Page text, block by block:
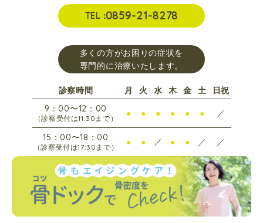
TEL：0859-21-8278
多くの方がお困りの症状を
専門的に治療いたします。
診察時間 月 火 水 木 金 土
日祝
9：00〜12：00
（診察受付は11:30 まで） ● ● ● ● ● ● ／
15：00〜18：00
（診察受付は17:30 まで） ● ● ／ ● ● ／ ／
休診：水・土曜日午後、日曜日、祝日
©Moriwaki Orthopedic Clinic